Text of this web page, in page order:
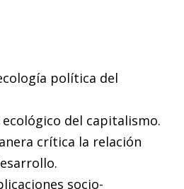
política del
del capitalismo.
crítica la relación
socio-